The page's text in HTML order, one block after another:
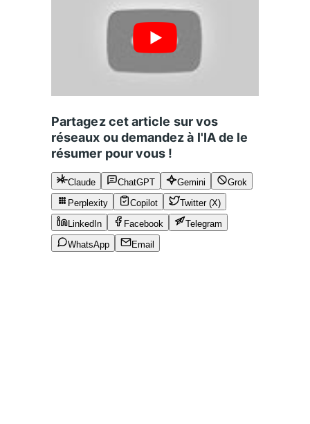
Partagez cet article sur vos
réseaux ou demandez à l'IA de le
résumer pour vous !
Claude ChatGPT Gemini
Grok
Perplexity
Copilot
Twitter (X)
LinkedIn
Facebook
Telegram
WhatsApp
Email